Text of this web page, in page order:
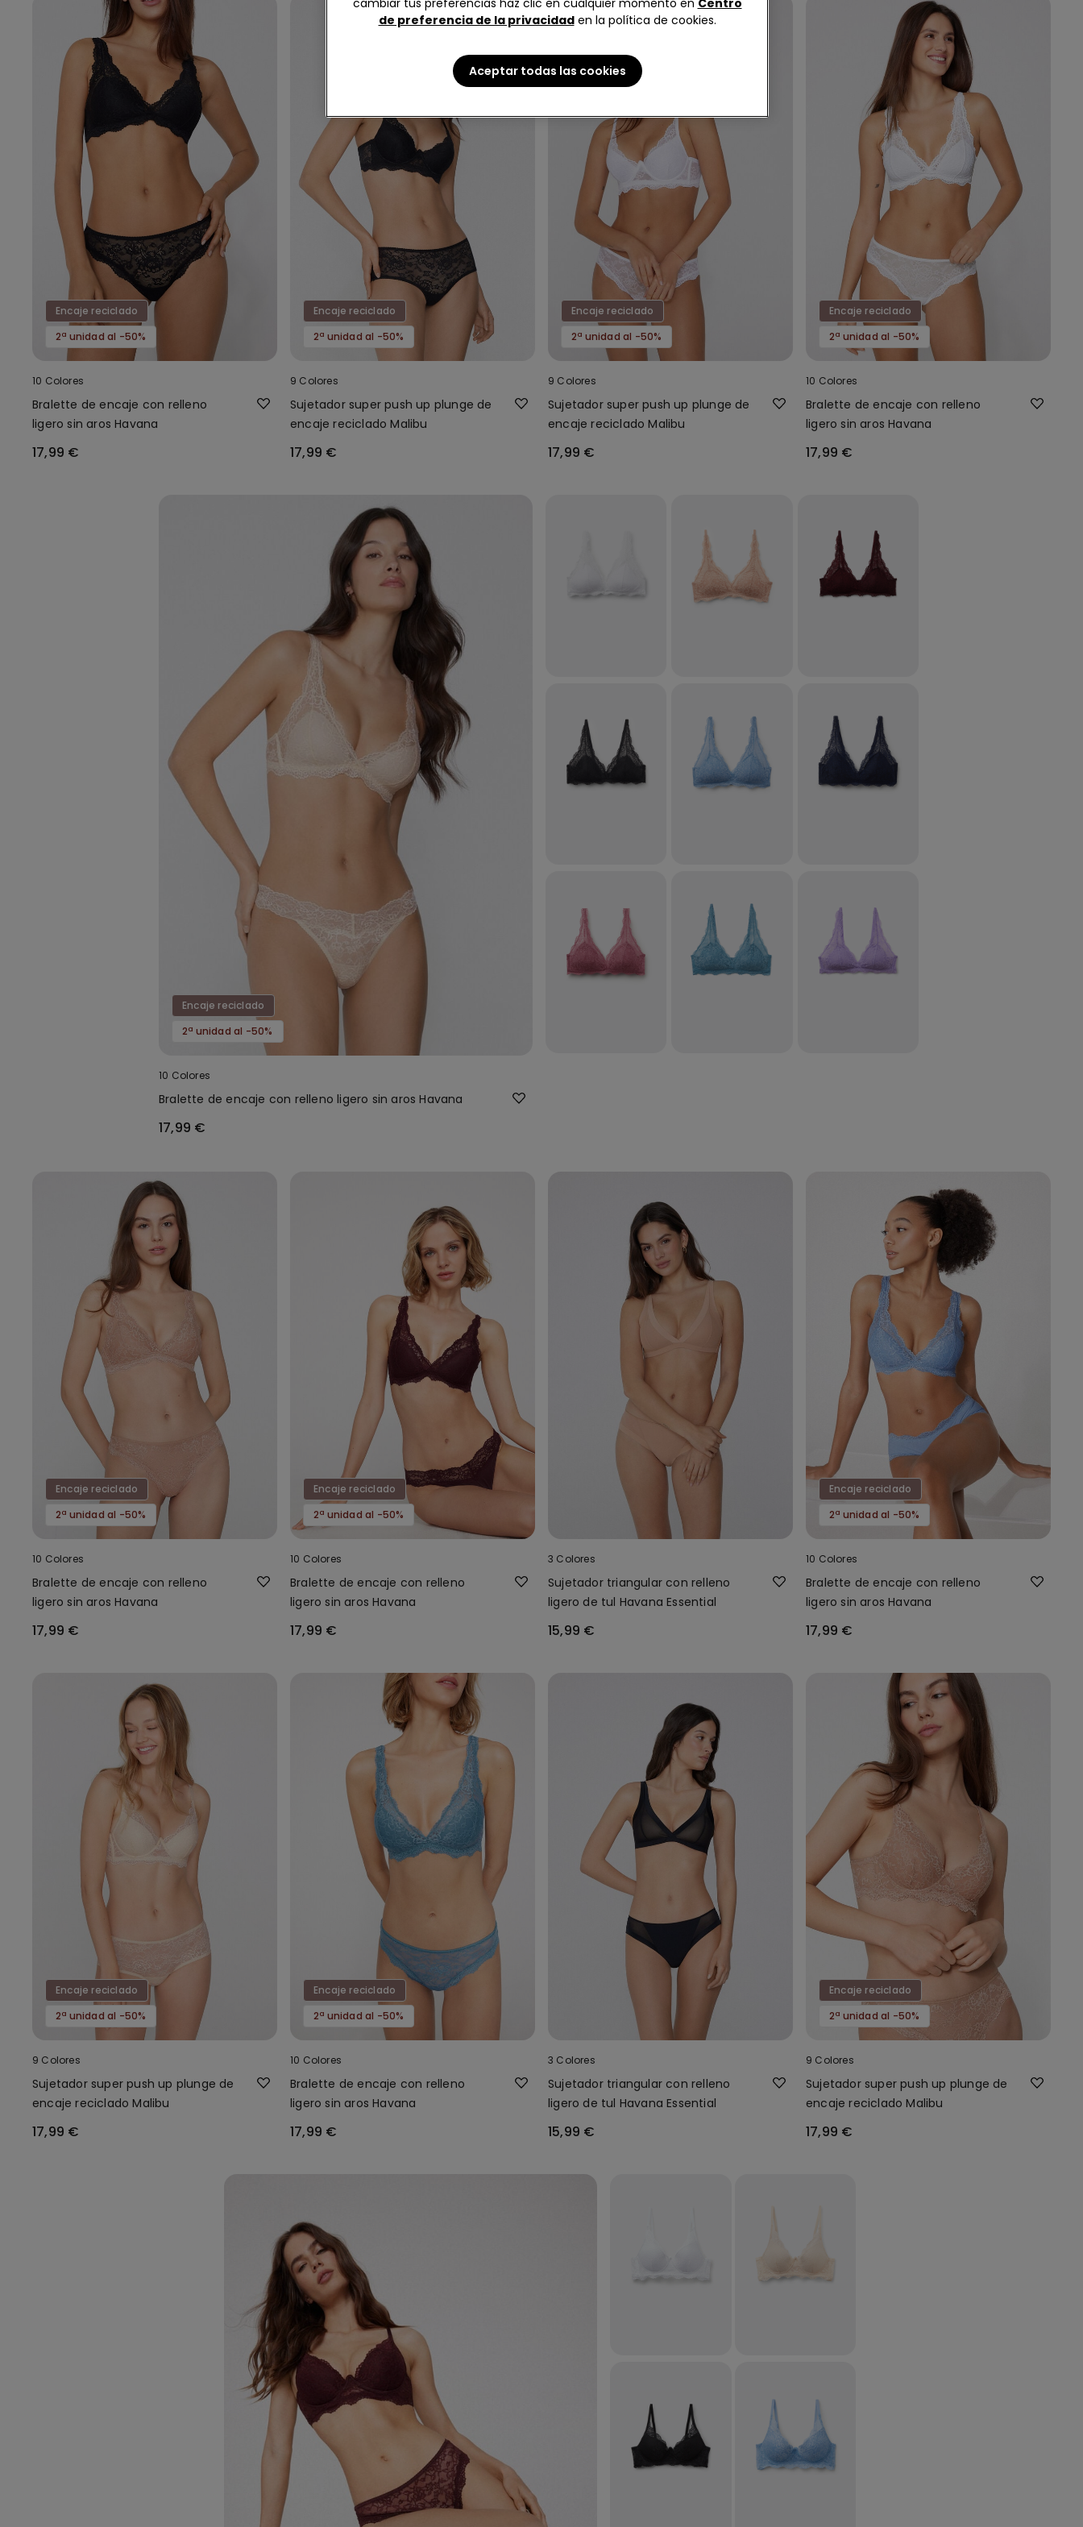
Encaje reciclado
2ª unidad al -50%
10 Colores
Bralette de encaje con relleno
ligero sin aros Havana
17,99 €
Encaje reciclado
2ª unidad al -50%
9 Colores
Sujetador super push up plunge de
encaje reciclado Malibu
17,99 €
Encaje reciclado
2ª unidad al -50%
9 Colores
Sujetador super push up plunge de
encaje reciclado Malibu
17,99 €
Encaje reciclado
2ª unidad al -50%
10 Colores
Bralette de encaje con relleno
ligero sin aros Havana
17,99 €
Encaje reciclado
2ª unidad al -50%
10 Colores
Bralette de encaje con relleno ligero sin aros Havana
17,99 €
Encaje reciclado
2ª unidad al -50%
10 Colores
Bralette de encaje con relleno
ligero sin aros Havana
17,99 €
Encaje reciclado
2ª unidad al -50%
10 Colores
Bralette de encaje con relleno
ligero sin aros Havana
17,99 €
3 Colores
Sujetador triangular con relleno
ligero de tul Havana Essential
15,99 €
Encaje reciclado
2ª unidad al -50%
10 Colores
Bralette de encaje con relleno
ligero sin aros Havana
17,99 €
Encaje reciclado
2ª unidad al -50%
9 Colores
Sujetador super push up plunge de
encaje reciclado Malibu
17,99 €
Encaje reciclado
2ª unidad al -50%
10 Colores
Bralette de encaje con relleno
ligero sin aros Havana
17,99 €
3 Colores
Sujetador triangular con relleno
ligero de tul Havana Essential
15,99 €
Encaje reciclado
2ª unidad al -50%
9 Colores
Sujetador super push up plunge de
encaje reciclado Malibu
17,99 €
cambiar tus preferencias haz clic en cualquier momento en Centro
de preferencia de la privacidaden la política de cookies.
Aceptar todas las cookies